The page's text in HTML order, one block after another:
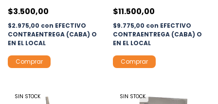
$3.500,00
$2.975,00 con EFECTIVO
CONTRAENTREGA (CABA) O
EN EL LOCAL
$11.500,00
$9.775,00 con EFECTIVO
CONTRAENTREGA (CABA) O
EN EL LOCAL
SIN STOCK SIN STOCK